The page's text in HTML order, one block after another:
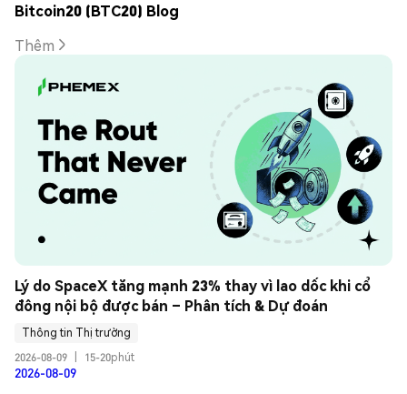
Bitcoin20 (BTC20) Blog
Thêm
Lý do SpaceX tăng mạnh 23% thay vì lao dốc khi cổ
đông nội bộ được bán – Phân tích & Dự đoán
Thông tin Thị trường
2026-08-09
15-20phút
2026-08-09